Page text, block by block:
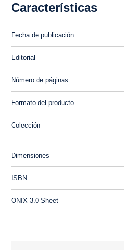
Características
Fecha de publicación
Editorial
Número de páginas
Formato del producto
Colección
Dimensiones
ISBN
ONIX 3.0 Sheet